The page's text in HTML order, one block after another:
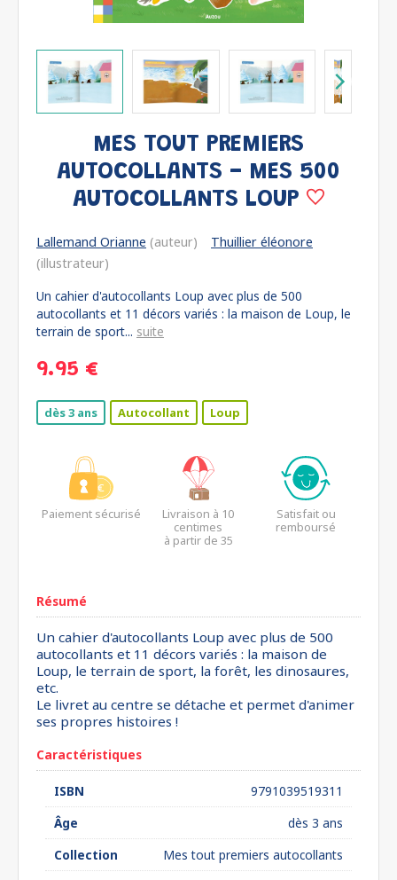
MES TOUT PREMIERS
AUTOCOLLANTS - MES 500
AUTOCOLLANTS LOUP
Lallemand Orianne (auteur)
Thuillier éléonore
(illustrateur)
Un cahier d'autocollants Loup avec plus de 500
autocollants et 11 décors variés : la maison de Loup, le
terrain de sport... suite
9.95 €
dès 3 ans Autocollant Loup
Paiement sécurisé
Livraison à 10
centimes
à partir de 35
Satisfait ou
remboursé
Résumé
Un cahier d'autocollants Loup avec plus de 500
autocollants et 11 décors variés : la maison de
Loup, le terrain de sport, la forêt, les dinosaures,
etc.
Le livret au centre se détache et permet d'animer
ses propres histoires !
Caractéristiques
ISBN
9791039519311
Âge
dès 3 ans
Collection
Mes tout premiers autocollants